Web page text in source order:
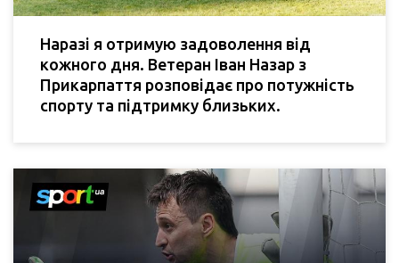
Наразі я отримую задоволення від
кожного дня. Ветеран Іван Назар з
Прикарпаття розповідає про потужність
спорту та підтримку близьких.